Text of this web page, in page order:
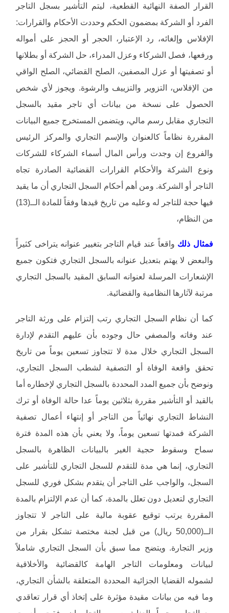
القرار الصفة النهائية القطعية، ليتم التأشير بسجل التاجر
الفرد أو الشركة بمضمون الحكم وحددت الأحكام والقرارات:
الإفلاس وإلغائه، رد الإعتبار، الحجر أو الحجز على أمواله
ورفعها، فصل الشركاء وعزل المدراء، حل الشركة أو بطلانها
أو تصفيتها أو عزل المصفين، الصلح القضائي، الصلح الواقي
من الإفلاس، التزوير والتزييف والرشوة. ويجوز لأي شخص
الحصول على نسخة من بيانات أي تاجر مقيد بالسجل
التجاري مقابل رسم مالي، ويتضمن المستخرج جميع البيانات
المقررة نظاماً كالعنوان والإسم التجاري والمركز الرئيس
والفروع إن وجدت ورأس المال أسماء الشركاء للشركات
ونوع الشركة والأحكام القرارات القضائية الصادرة تجاه
التاجر أو الشركة. ومن أهم أحكام السجل التجاري أن ما يقيد
فيها حجة للتاجر له وعليه من تاريخ قيدها وفقاً للمادة الــ(13)
من النظام،
فمثال ذلك واقعاً عند قيام التاجر بتغيير عنوانه يتراخى كثيراً
والبعض لا يهتم بتعديل عنوانه بالسجل التجاري فتكون جميع
الإشعارات المرسلة لعنوانه السابق المقيد بالسجل التجاري
مرتبة لآثارها النظامية والقضائية.
كما أن نظام السجل التجاري رتب إلتزام على ورثة التاجر
عند وفاته والمصفي حال وجوده بأن عليهم التقدم لإدارة
السجل التجاري خلال مدة لا تتجاوز تسعين يوماً من تاريخ
تحقق واقعة الوفاة أو التصفية لشطب السجل التجاري،
ونوضح بأن جميع المدد المحددة بالسجل التجاري لإخطاره أما
بالقيد أو التأشير مقررة بثلاثين يوماً عدا حالة الوفاة أو ترك
النشاط التجاري نهائياً من التاجر أو إنتهاء أعمال تصفية
الشركة فمدتها تسعين يوماً، ولا يعني بأن هذه المدة فترة
سماح وسقوط حجية الغير بالبيانات الظاهرة بالسجل
التجاري، إنما هي مدة للتقدم للسجل التجاري للتأشير على
السجل، والواجب على التاجر أن يتقدم بشكل فوري للسجل
التجاري لتعديل دون تعلل بالمدة، كما أن عدم الإلتزام بالمدة
المقررة يرتب توقيع عقوبة مالية على التاجر لا تتجاوز
الــ(50,000 ريال) من قبل لجنة مختصة تشكل بقرار من
وزير التجارة. ويتضح مما سبق بأن السجل التجاري شاملاً
لبيانات ومعلومات التاجر الهامة كالقضائية والأخلاقية
لشموله القضايا الجزائية المحددة المتعلقة بالشأن التجاري،
وما فيه من بيانات مقيدة مؤثرة على إتخاذ أي قرار تعاقدي